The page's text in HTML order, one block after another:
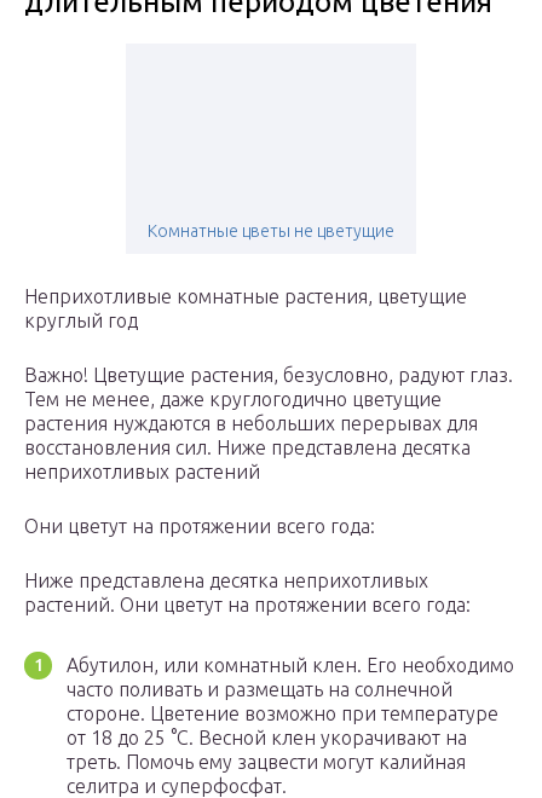
Комнатные цветы не цветущие
Неприхотливые комнатные растения, цветущие
круглый год
Важно! Цветущие растения, безусловно, радуют глаз.
Тем не менее, даже круглогодично цветущие
растения нуждаются в небольших перерывах для
восстановления сил. Ниже представлена десятка
неприхотливых растений
Они цветут на протяжении всего года:
Ниже представлена десятка неприхотливых
растений. Они цветут на протяжении всего года:
Абутилон, или комнатный клен. Его необходимо
часто поливать и размещать на солнечной
стороне. Цветение возможно при температуре
от 18 до 25 °C. Весной клен укорачивают на
треть. Помочь ему зацвести могут калийная
селитра и суперфосфат.